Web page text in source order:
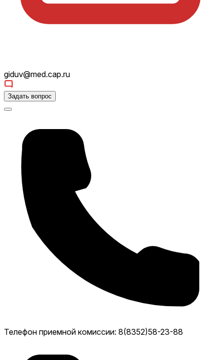
giduv@med.cap.ru
Задать вопрос
Телефон приемной комиссии: 8(8352)58-23-88